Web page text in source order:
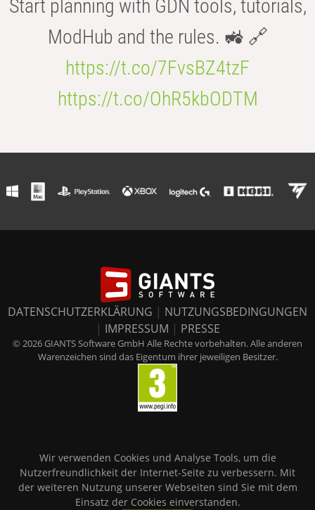
Start planning with GDN tools, tutorials,
ModHub and the rules. 🚜 🔗
https://t.co/7FvsBZ4tzF
https://t.co/OhR5kbODTM
DATENSCHUTZERKLÄRUNG | NUTZUNGSBEDINGUNGEN
| IMPRESSUM | PRESSE
© 2026 GIANTS Software GmbH Alle Rechte vorbehalten. Alle anderen
Warenzeichen sind das Eigentum ihrer jeweiligen Besitzer.
Wir verwenden Cookies und Analyse Tools, um die
Nutzerfreundlichkeit der Internet-Seite zu verbessern. Mit
der weiteren Nutzung unserer Webseiten sind Sie mit dem
Einsatz der Cookies einverstanden.